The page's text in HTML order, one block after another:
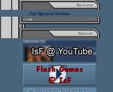
- Zur Sponsor Section -